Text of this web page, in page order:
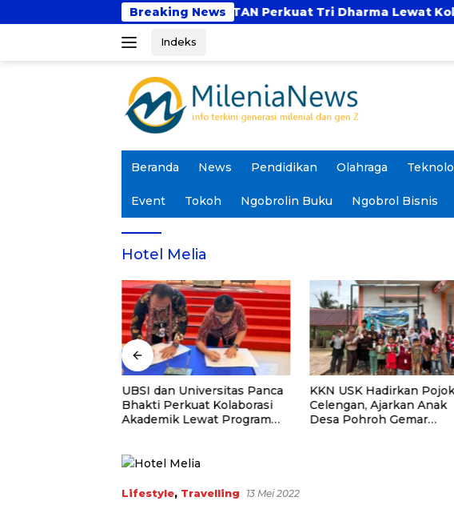
ke
Breaking News
UBSI dan UNTAN Perkuat Tri Dharma Lewat Kolaborasi
Indeks
Beranda News Pendidikan Olahraga
Event Tokoh Ngobrolin Buku Ngobrol Bisnis
Hotel Melia
UBSI dan Universitas Panca
Bhakti Perkuat Kolaborasi
Akademik Lewat Program
KKN USK Hadirkan
Celengan, Ajarkan Anak
Desa Pohroh Gemar
Lifestyle, Travelling 13 Mei 2022